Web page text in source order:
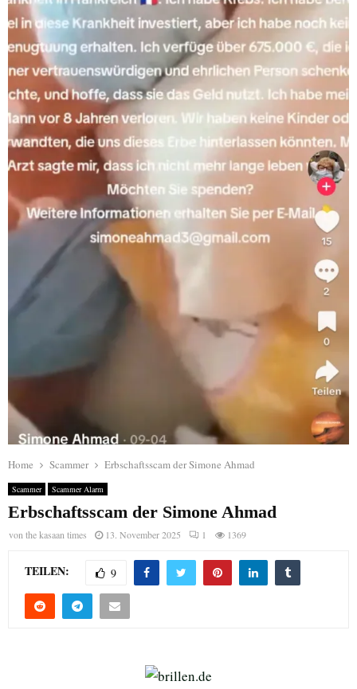
Home Scammer Erbschaftsscam der Simone Ahmad
Scammer Scammer Alarm
Erbschaftsscam der Simone Ahmad
von the kasaan times 13. November 2025 1 1369
TEILEN: 9